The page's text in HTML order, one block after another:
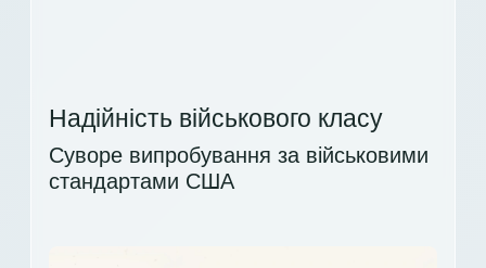
Надійність військового класу
Суворе випробування за військовими
стандартами США